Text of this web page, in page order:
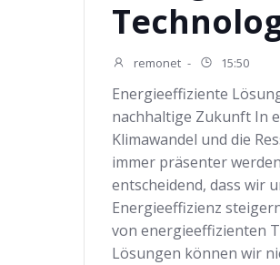
remonet - 15:50
Energieeffiziente
nachhaltige Zukunft In
Klimawandel und die
immer präsenter
entscheidend, dass wir
Energieeffizienz
von energieeffizienten
Lösungen können wir